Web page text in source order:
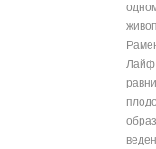
Лайф